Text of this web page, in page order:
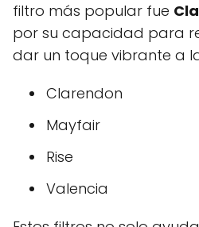
filtro más popular fue
por su capacidad para
dar un toque vibrante a
Clarendon
Mayfair
Rise
Valencia